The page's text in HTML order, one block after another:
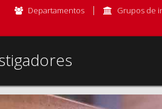
Departamentos Grupos de